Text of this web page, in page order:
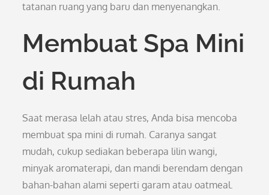
tatanan ruang yang baru dan menyenangkan.
Membuat Spa Mini
di Rumah
Saat merasa lelah atau stres, Anda bisa mencoba
membuat spa mini di rumah. Caranya sangat
mudah, cukup sediakan beberapa lilin wangi,
minyak aromaterapi, dan mandi berendam dengan
bahan-bahan alami seperti garam atau oatmeal.